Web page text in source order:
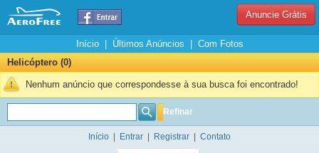
Anuncie Grátis
Início| Últimos Anúncios
Com Fotos
Helicóptero (0)
Nenhum anúncio que correspondesse à sua busca foi encontrado!
Refinar
Início Entrar Registrar Contato